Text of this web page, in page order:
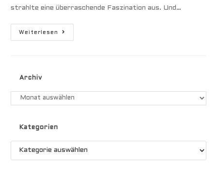
strahlte eine überraschende Faszination aus. Und…
Weiterlesen
Gewitter
Archiv
Archiv
Kategorien
Kategorien